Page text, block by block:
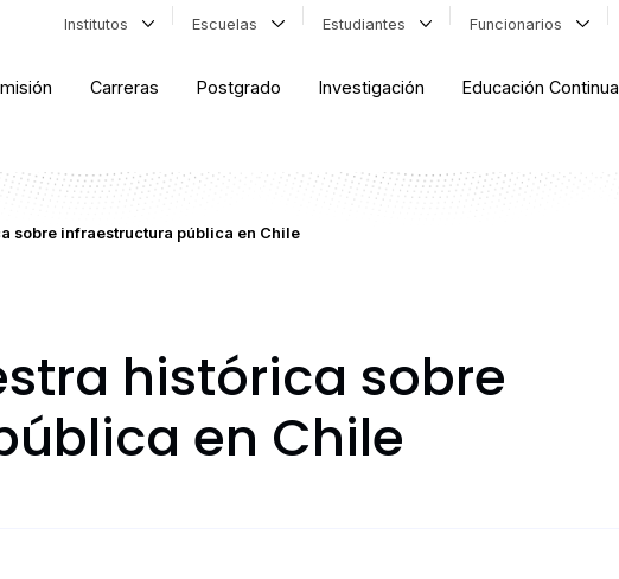
Institutos Escuelas Estudiantes Funcionarios
Carreras Postgrado Investigación Educación Continua
sobre infraestructura pública en Chile
histórica sobre
en Chile